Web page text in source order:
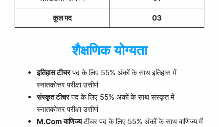
कुल पद 03
शैक्षणिक योग्यता
इतिहास टीचरपद के लिए 55% अंकों के साथ इतिहास में
स्नातकोत्तर परीक्षा उत्तीर्ण
संस्कृत टीचरपद के लिए 55% अंकों के साथ संस्कृत में
स्नातकोत्तर परीक्षा उत्तीर्ण
M.Com वाणिज्यटीचर पद के लिए 55% अंकों के साथ वाणिज्य में